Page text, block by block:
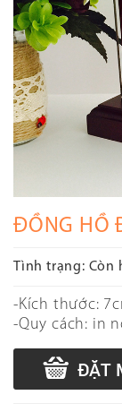
ĐỒNG HỒ
Tình trạng: Còn
-Kích thước:
-Quy cách: in